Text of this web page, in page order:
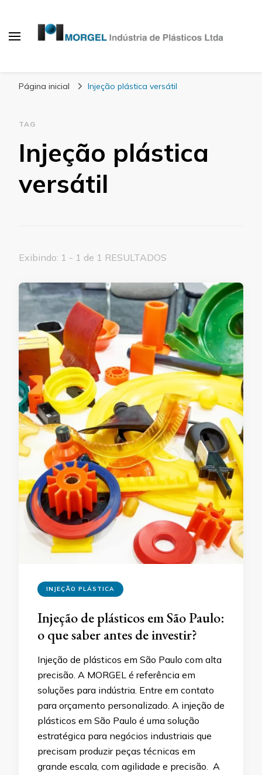
Página inicial Injeção plástica versátil
TAG
Injeção plástica
versátil
Exibindo: 1 - 1 de 1 RESULTADOS
INJEÇÃO PLÁSTICA
Injeção de plásticos em São Paulo:
o que saber antes de investir?
Injeção de plásticos em São Paulo com alta
precisão. A MORGEL é referência em
soluções para indústria. Entre em contato
para orçamento personalizado. A injeção de
plásticos em São Paulo é uma solução
estratégica para negócios industriais que
precisam produzir peças técnicas em
grande escala, com agilidade e precisão. A